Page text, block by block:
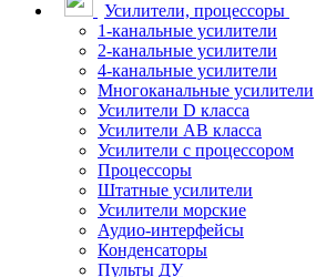
Усилители, процессоры
1-канальные усилители
2-канальные усилители
4-канальные усилители
Многоканальные усилители
Усилители D класса
Усилители АВ класса
Усилители с процессором
Процессоры
Штатные усилители
Усилители морские
Аудио-интерфейсы
Конденсаторы
Пульты ДУ